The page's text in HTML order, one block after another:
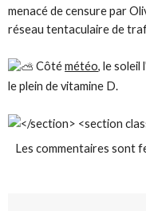
menacé de censure par
réseau tentaculaire de
Côtémétéo, le soleil
le plein de vitamine D.
Les commentaires sont